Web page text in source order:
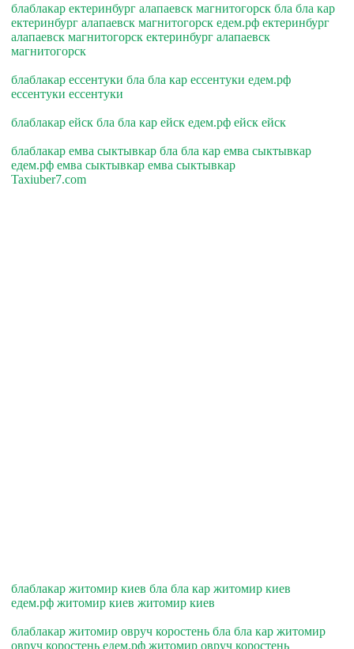
блаблакар ектеринбург алапаевск магнитогорск бла бла кар
ектеринбург алапаевск магнитогорск едем.рф ектеринбург
алапаевск магнитогорск ектеринбург алапаевск
магнитогорск
блаблакар ессентуки бла бла кар ессентуки едем.рф
ессентуки ессентуки
блаблакар ейск бла бла кар ейск едем.рф ейск ейск
блаблакар емва сыктывкар бла бла кар емва сыктывкар
едем.рф емва сыктывкар емва сыктывкар
Taxiuber7.com
блаблакар житомир киев бла бла кар житомир киев
едем.рф житомир киев житомир киев
блаблакар житомир овруч коростень бла бла кар житомир
овруч коростень едем.рф житомир овруч коростень